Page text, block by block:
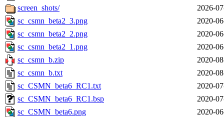
screen_shots/
2026-
sc_csmn_beta2_3.png
2020-
sc_csmn_beta2_2.png
2020-
sc_csmn_beta2_1.png
2020-
sc_csmn_b.zip
2020-
sc_csmn_b.txt
2020-
sc_CSMN_beta6_RC1.txt
2020-
sc_CSMN_beta6_RC1.bsp
2020-
sc_CSMN_beta6.png
2020-